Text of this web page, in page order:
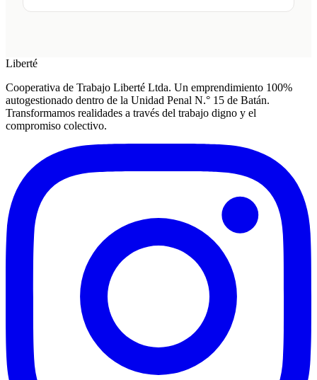
Liberté
Cooperativa de Trabajo Liberté Ltda. Un emprendimiento 100%
autogestionado dentro de la Unidad Penal N.° 15 de Batán.
Transformamos realidades a través del trabajo digno y el
compromiso colectivo.